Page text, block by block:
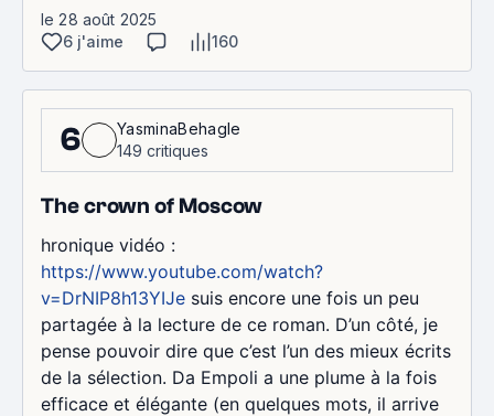
le 28 août 2025
6 j'aime
160
6
YasminaBehagle
149 critiques
The crown of Moscow
hronique vidéo :
https://www.youtube.com/watch?
v=DrNIP8h13YIJe suis encore une fois un peu
partagée à la lecture de ce roman. D’un côté, je
pense pouvoir dire que c’est l’un des mieux écrits
de la sélection. Da Empoli a une plume à la fois
efficace et élégante (en quelques mots, il arrive